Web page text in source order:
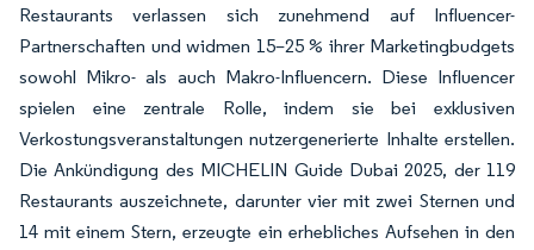
Restaurants verlassen sich zunehmend auf Influencer-
Partnerschaften und widmen 15–25 % ihrer Marketingbudgets
sowohl Mikro- als auch Makro-Influencern. Diese Influencer
spielen eine zentrale Rolle, indem sie bei exklusiven
Verkostungsveranstaltungen nutzergenerierte Inhalte erstellen.
Die Ankündigung des MICHELIN Guide Dubai 2025, der 119
Restaurants auszeichnete, darunter vier mit zwei Sternen und
14 mit einem Stern, erzeugte ein erhebliches Aufsehen in den